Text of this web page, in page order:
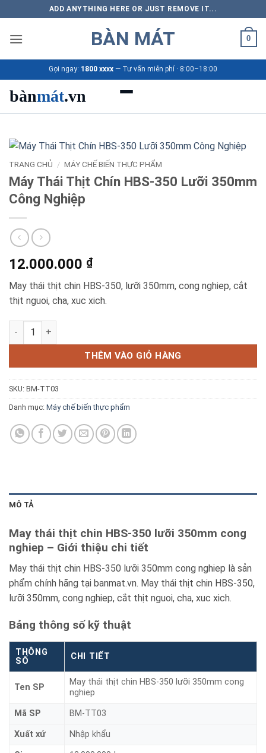
qua
nội
ADD ANYTHING HERE OR JUST REMOVE IT...
BÀN MÁT 0
Gọi ngay: 1800 xxxx — Tư vấn miễn phí · 8:00–18:00
bànmát.vn
Sản phẩm
Thương hiệu
Bảng giá 2026
Ứng dụng
Báo giá miễn phí →
TRANG CHỦ / MÁY CHẾ BIẾN THỰC PHẨM
Máy Thái Thịt Chín HBS-350 Lưỡi 350mm
Công Nghiệp
12.000.000 ₫
May thái thịt chin HBS-350, lưỡi 350mm, cong nghiep, cắt
thịt nguoi, cha, xuc xich.
Máy Thái Thịt Chín HBS-350 Lưỡi 350mm Công Nghiệp số
THÊM VÀO GIỎ HÀNG
SKU: BM-TT03
Danh mục: Máy chế biến thực phẩm
MÔ TẢ
May thái thịt chin HBS-350 lưỡi 350mm cong
nghiep – Giới thiệu chi tiết
May thái thịt chin HBS-350 lưỡi 350mm cong nghiep là sản
phẩm chính hãng tại banmat.vn. May thái thịt chin HBS-350,
lưỡi 350mm, cong nghiep, cắt thịt nguoi, cha, xuc xich.
Bảng thông số kỹ thuật
THÔNG
SỐ
CHI TIẾT
Ten SP
May thái thịt chin HBS-350 lưỡi 350mm cong
nghiep
Mã SP BM-TT03
Xuất xứ Nhập khẩu